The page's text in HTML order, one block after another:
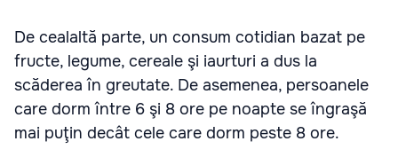
De cealaltă parte, un consum cotidian bazat pe
fructe, legume, cereale şi iaurturi a dus la
scăderea în greutate. De asemenea, persoanele
care dorm între 6 şi 8 ore pe noapte se îngraşă
mai puţin decât cele care dorm peste 8 ore.